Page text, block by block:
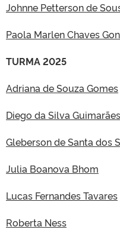
Johnne Petterson de
Paola Marlen Chaves
TURMA 2025
Adriana de Souza Gomes
Diego da Silva
Gleberson de Santa dos
Julia Boanova Bhom
Lucas Fernandes Tavares
Roberta Ness